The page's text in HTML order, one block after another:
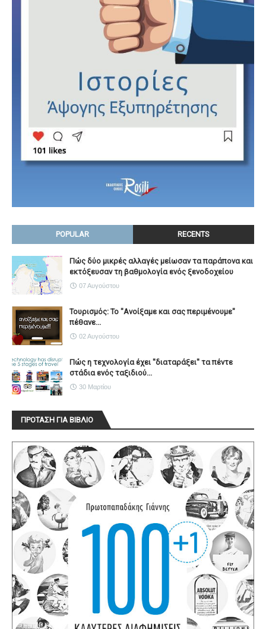
POPULAR RECENTS
Πώς δύο μικρές αλλαγές μείωσαν τα παράπονα και
εκτόξευσαν τη βαθμολογία ενός ξενοδοχείου
07 Αυγούστου
Τουρισμός: Το "Ανοίξαμε και σας περιμένουμε"
πέθανε...
02 Αυγούστου
Πώς η τεχνολογία έχει ''διαταράξει'' τα πέντε
στάδια ενός ταξιδιού...
30 Μαρτίου
ΠΡΟΤΑΣΗ ΓΙΑ ΒΙΒΛΙΟ